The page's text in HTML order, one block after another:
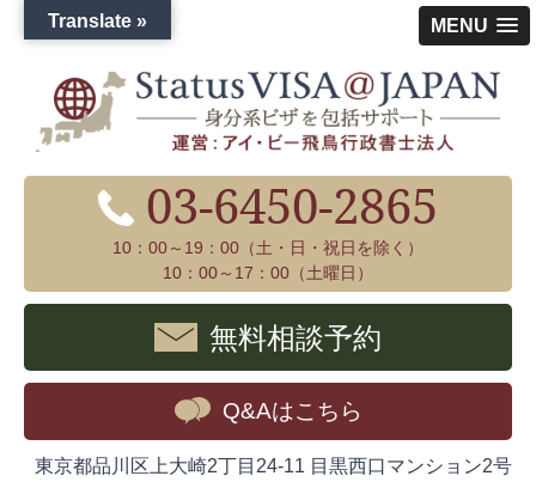
MENU
03-6450-2865
10：00～19：00（土・日・祝日を除く）
10：00～17：00（土曜日）
無料相談予約
Q&Aはこちら
東京都品川区上大崎2丁目24-11 目黒西口マンション2号
Translate »